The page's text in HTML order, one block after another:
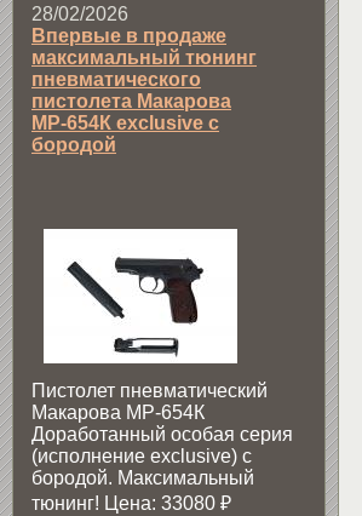
28/02/2026
Впервые в продаже
максимальный тюнинг
пневматического
пистолета Макарова
МР-654К exclusive с
бородой
Пистолет пневматический
Макарова МР-654К
Доработанный особая серия
(исполнение exclusive) c
бородой. Максимальный
тюнинг! Цена: 33080 ₽